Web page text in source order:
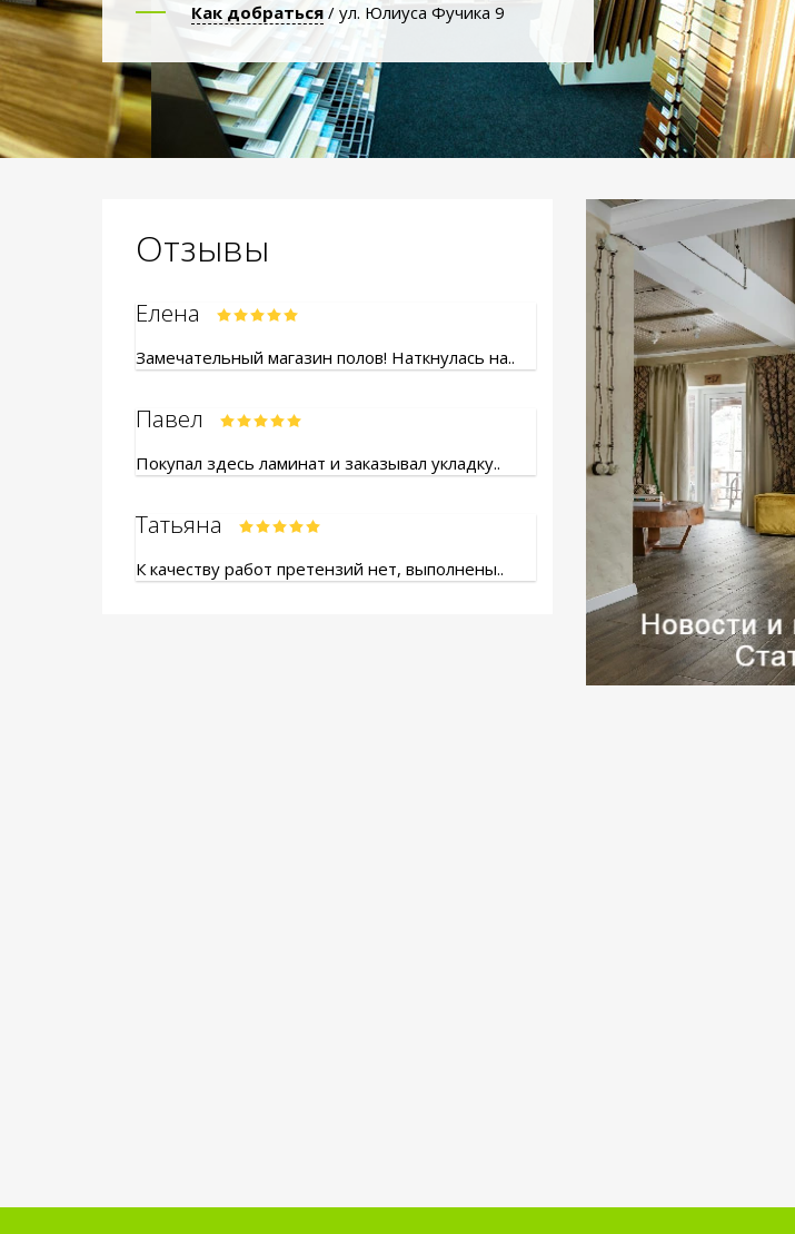
Как добраться / ул. Юлиуса Фучика 9
Отзывы
Елена
Замечательный магазин полов! Наткнулась на..
Павел
Покупал здесь ламинат и заказывал укладку..
Татьяна
К качеству работ претензий нет, выполнены..